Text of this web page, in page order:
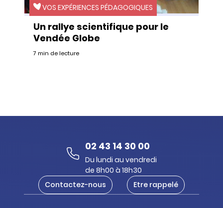
VOS EXPÉRIENCES PÉDAGOGIQUES
Un rallye scientifique pour le
Vendée Globe
7 min de lecture
02 43 14 30 00
Du lundi au vendredi
de 8h00 à 18h30
Contactez-nous
Etre rappelé